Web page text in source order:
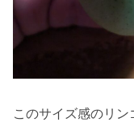
このサイズ感のリ